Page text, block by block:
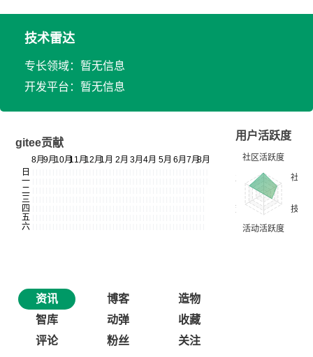
技术雷达
专长领域：暂无信息
开发平台：暂无信息
gitee贡献
用户活跃度
资讯 博客
造物
智库
动弹
收藏
评论
粉丝 关注